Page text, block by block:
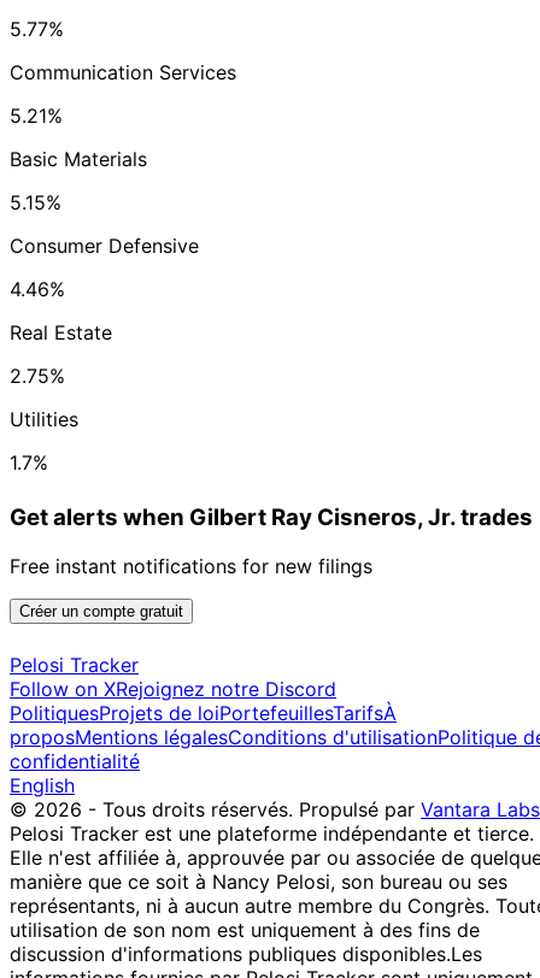
5.77%
Communication Services
5.21%
Basic Materials
5.15%
Consumer Defensive
4.46%
Real Estate
2.75%
Utilities
1.7%
Get alerts when Gilbert Ray Cisneros, Jr. trades
Free instant notifications for new filings
Créer un compte gratuit
Pelosi Tracker
Follow on XRejoignez notre Discord
PolitiquesProjets de loiPortefeuillesTarifsÀ
proposMentions légalesConditions d'utilisationPolitique
confidentialité
English
© 2026 - Tous droits réservés. Propulsé par Vantara Labs
Pelosi Tracker est une plateforme indépendante et tierce.
Elle n'est affiliée à, approuvée par ou associée de
manière que ce soit à Nancy Pelosi, son bureau ou ses
représentants, ni à aucun autre membre du Congrès.
utilisation de son nom est uniquement à des fins de
discussion d'informations publiques disponibles.Les